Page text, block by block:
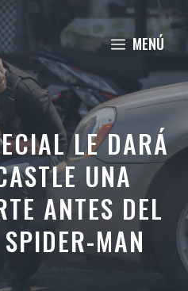
MENÚ
LE DARÁ
UNA
ANTES DEL
MAN